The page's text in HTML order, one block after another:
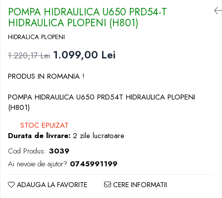
POMPA HIDRAULICA U650 PRD54-T
HIDRAULICA PLOPENI (H801)
HIDRALICA PLOPENI
1.220,17 Lei 1.099,00 Lei
PRODUS IN ROMANIA !
POMPA HIDRAULICA U650 PRD54T HIDRAULICA PLOPENI
(H801)
STOC EPUIZAT
Durata de livrare: 2 zile lucratoare
Cod Produs: 3039
Ai nevoie de ajutor? 0745991199
ADAUGA LA FAVORITE CERE INFORMATII